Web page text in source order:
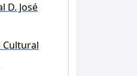
D. José
Cultural